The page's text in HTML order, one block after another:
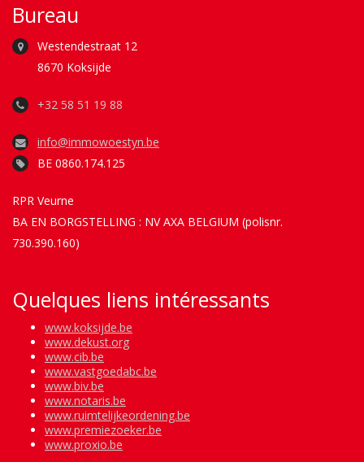
Bureau
Westendestraat 12
8670 Koksijde
+32 58 51 19 88
info@immowoestyn.be
BE 0860.174.125
RPR Veurne
BA EN BORGSTELLING : NV AXA BELGIUM (polisnr.
730.390.160)
Quelques liens intéressants
www.koksijde.be
www.dekust.org
www.cib.be
www.vastgoedabc.be
www.biv.be
www.notaris.be
www.ruimtelijkeordening.be
www.premiezoeker.be
www.proxio.be